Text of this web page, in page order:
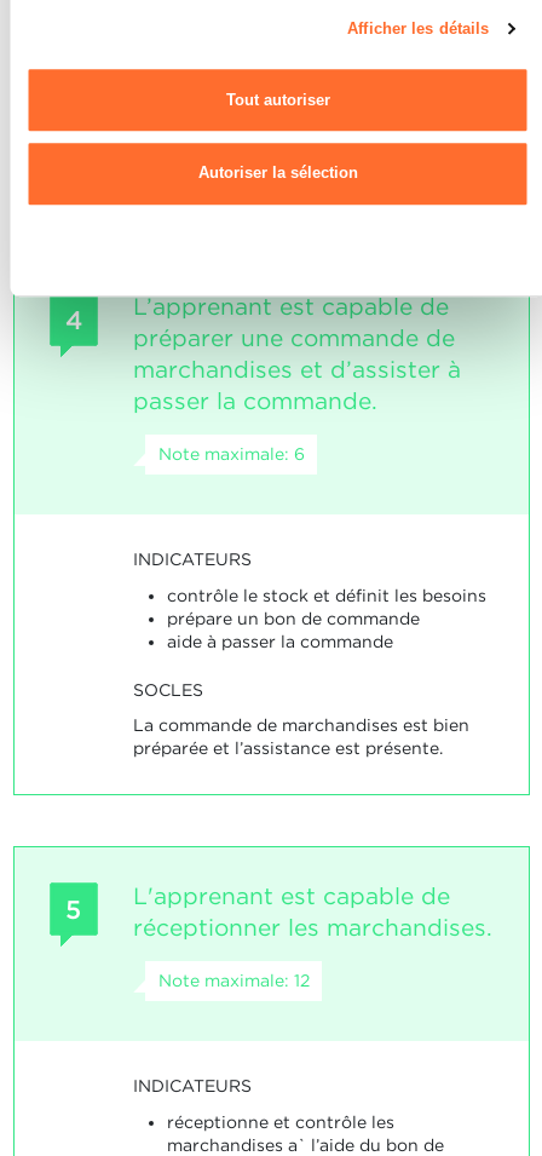
personnelles, vous pouvez consulter notre
cookieset notrePolitique de confidentialité.
Afficher les détails
Tout autoriser
Autoriser la sélection
ouvre la bouteille de vin
service
4
L’apprenant est capable de
préparer une commande de
marchandises et d’assister à
passer la commande.
Note maximale: 6
INDICATEURS
contrôle le stock et définit les besoins
prépare un bon de commande
aide à passer la commande
SOCLES
La commande de marchandises est bien
préparée et l’assistance est présente.
5
L'apprenant est capable de
réceptionner les marchandises.
Note maximale: 12
INDICATEURS
réceptionne et contrôle les
marchandises a` l’aide du bon de